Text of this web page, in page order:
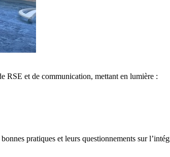
RSE et de communication, mettant en lumière :
pratiques et leurs questionnements sur